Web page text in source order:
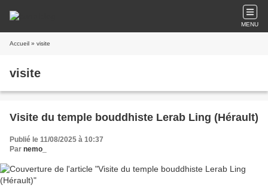
MENU
Accueil » visite
visite
Visite du temple bouddhiste Lerab Ling (Hérault)
Publié le 11/08/2025 à 10:37
Par nemo_